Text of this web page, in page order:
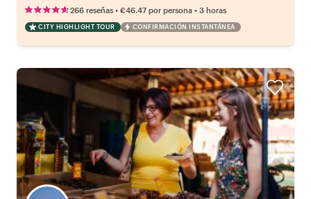
266 reseñas • €46.47 por persona • 3 horas
CITY HIGHLIGHT TOUR CONFIRMACIÓN INSTANTÁNEA